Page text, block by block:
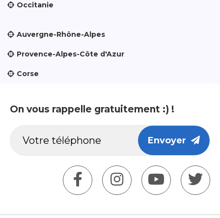
Occitanie
Auvergne-Rhône-Alpes
Provence-Alpes-Côte d'Azur
Corse
On vous rappelle gratuitement :) !
Envoyer